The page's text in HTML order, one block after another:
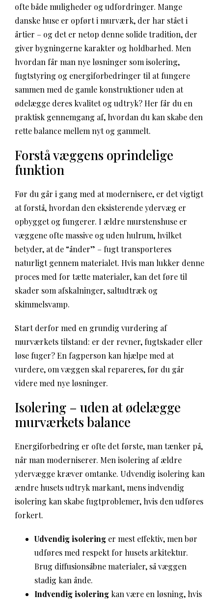
ofte både muligheder og udfordringer. Mange
danske huse er opført i murværk, der har stået i
årtier – og det er netop denne solide tradition, der
giver bygningerne karakter og holdbarhed. Men
hvordan får man nye løsninger som isolering,
fugtstyring og energiforbedringer til at fungere
sammen med de gamle konstruktioner uden at
ødelægge deres kvalitet og udtryk? Her får du en
praktisk gennemgang af, hvordan du kan skabe den
rette balance mellem nyt og gammelt.
Forstå væggens oprindelige
funktion
Før du går i gang med at modernisere, er det vigtigt
at forstå, hvordan den eksisterende ydervæg er
opbygget og fungerer. I ældre murstenshuse er
væggene ofte massive og uden hulrum, hvilket
betyder, at de “ånder” – fugt transporteres
naturligt gennem materialet. Hvis man lukker denne
proces med for tætte materialer, kan det føre til
skader som afskalninger, saltudtræk og
skimmelsvamp.
Start derfor med en grundig vurdering af
murværkets tilstand: er der revner, fugtskader eller
løse fuger? En fagperson kan hjælpe med at
vurdere, om væggen skal repareres, før du går
videre med nye løsninger.
Isolering – uden at ødelægge
murværkets balance
Energiforbedring er ofte det første, man tænker på,
når man moderniserer. Men isolering af ældre
ydervægge kræver omtanke. Udvendig isolering kan
ændre husets udtryk markant, mens indvendig
isolering kan skabe fugtproblemer, hvis den udføres
forkert.
Udvendig isolering er mest effektiv, men bør
udføres med respekt for husets arkitektur.
Brug diffusionsåbne materialer, så væggen
stadig kan ånde.
Indvendig isolering kan være en løsning, hvis